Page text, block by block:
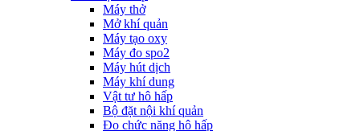
Máy thở
Mở khí quản
Máy tạo oxy
Máy đo spo2
Máy hút dịch
Máy khí dung
Vật tư hô hấp
Bộ đặt nội khí quản
Đo chức năng hô hấp